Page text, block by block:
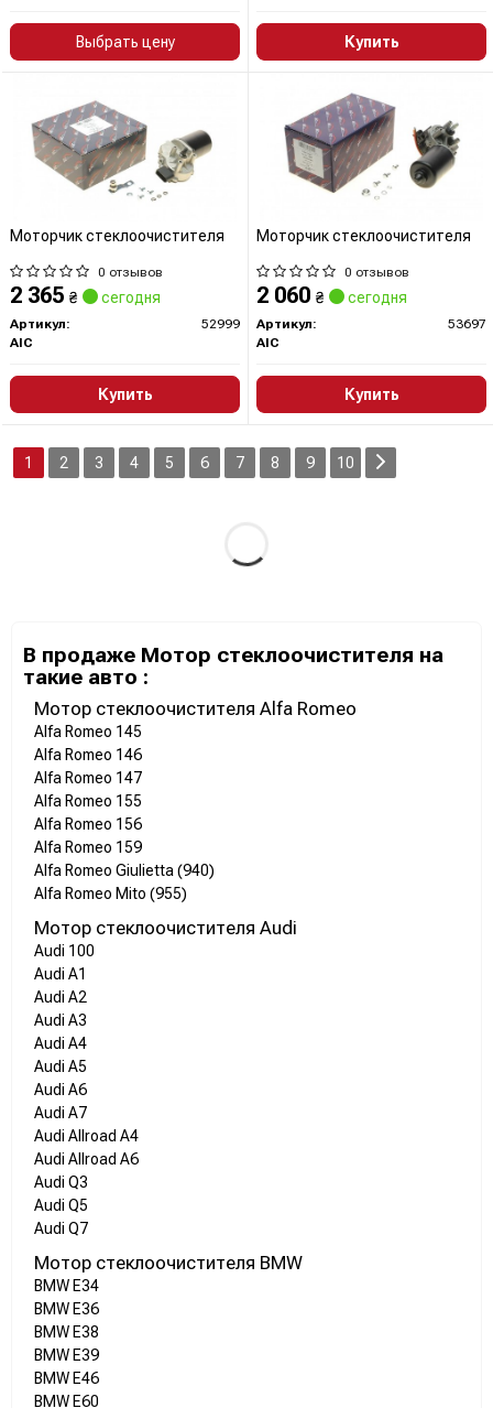
Выбрать цену Купить
Моторчик стеклоочистителя
0 отзывов
2 365 ₴ сегодня
Артикул:
52999
AIC
Купить
Моторчик стеклоочистителя
0 отзывов
2 060 ₴ сегодня
Артикул:
53697
AIC
Купить
1 2 3 4 5 6 7 8 9 10
В продаже Мотор стеклоочистителя на
такие авто :
Мотор стеклоочистителя Alfa Romeo
Alfa Romeo 145
Alfa Romeo 146
Alfa Romeo 147
Alfa Romeo 155
Alfa Romeo 156
Alfa Romeo 159
Alfa Romeo Giulietta (940)
Alfa Romeo Mito (955)
Мотор стеклоочистителя Audi
Audi 100
Audi A1
Audi A2
Audi A3
Audi A4
Audi A5
Audi A6
Audi A7
Audi Allroad A4
Audi Allroad A6
Audi Q3
Audi Q5
Audi Q7
Мотор стеклоочистителя BMW
BMW E34
BMW E36
BMW E38
BMW E39
BMW E46
BMW E60